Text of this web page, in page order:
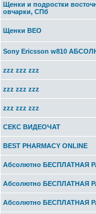
Щенки и подростки
овчарки, СПб
Щенки ВЕО
Sony Ericsson w810
zzz zzz zzz
zzz zzz zzz
zzz zzz zzz
СЕКС ВИДЕОЧАТ
BEST PHARMACY ONLINE
Абсолютно БЕСПЛАТНАЯ
Абсолютно БЕСПЛАТНАЯ
Абсолютно БЕСПЛАТНАЯ